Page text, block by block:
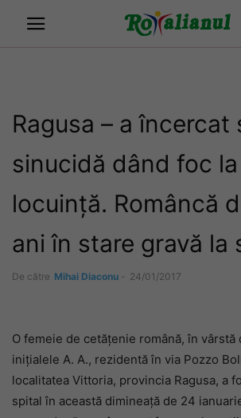
Ragusa – a încercat
sinucidă dând foc
locuință. Româncă
ani în stare gravă la
De către Mihai Diaconu - 24/01/2017
O femeie de cetățenie română, în vârstă
inițialele A. A., rezidentă în via Pozzo
localitatea Vittoria, provincia Ragusa, a
spital în această dimineață de 24